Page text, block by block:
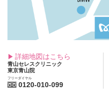
詳細地図はこちら
青山セレスクリニック
東京青山院
フリーダイヤル
0120-010-099